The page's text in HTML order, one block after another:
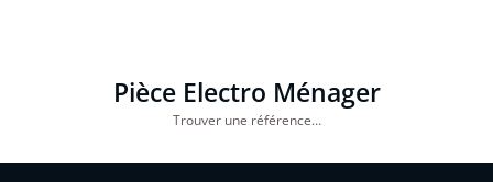
Pièce Electro Ménager
Trouver une référence…